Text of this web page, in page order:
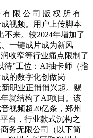
限 公 司 版 权 所 有
视频。用户上传脚本
不来。较2024年增加了
一键成片成为新风
收窄等行业痛点限制了
待”工位：AI抽卡师（指
的数字化创做岗
职业正悄悄兴起。赐
就结构了AI项目。该
视频超20亿条，郑州
台，行业款式沉构之
务无限公司（以下简